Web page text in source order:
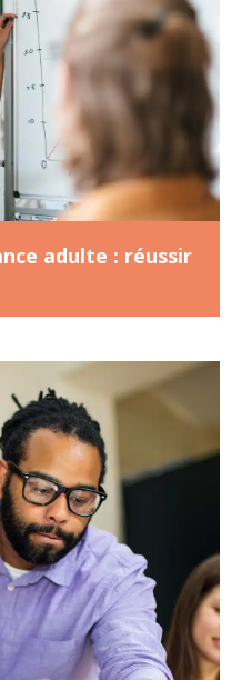
adulte : réussir